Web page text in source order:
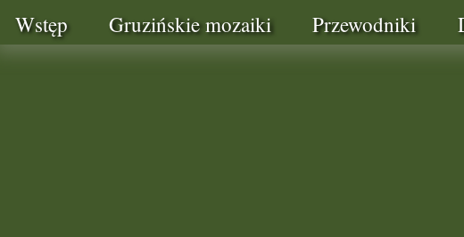
Wstęp Gruzińskie mozaiki Przewodniki